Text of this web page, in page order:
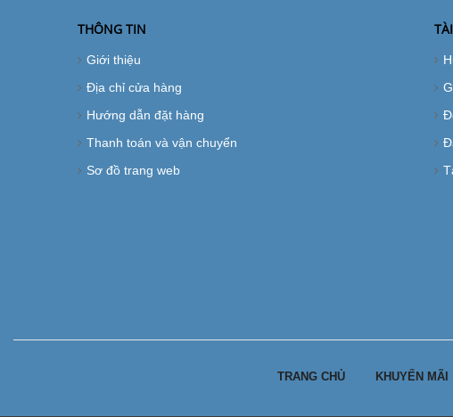
THÔNG TIN
Giới thiệu
Địa chỉ cửa hàng
Hướng dẫn đặt hàng
Thanh toán và vận chuyển
Sơ đồ trang web
TRANG CHỦ KHUYẾN MÃI